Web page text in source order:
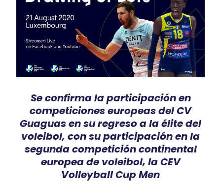
Se confirma la participación en
competiciones europeas del CV
Guaguas en su regreso a la élite del
voleibol, con su participación en la
segunda competición continental
europea de voleibol, la CEV
Volleyball Cup Men